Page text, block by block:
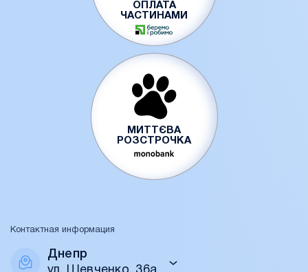
ОПЛАТА
ЧАСТИНАМИ
МИТТЄВА
РОЗСТРОЧКА
Контактная информация
Днепр